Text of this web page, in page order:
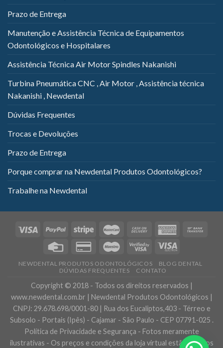
Prazo de Entrega
Manutenção e Assistência Técnica de Equipamentos
Odontológicos e Hospitalares
Assistência Técnica Air Motor Spindles Nakanishi
Turbina Pneumática CNC , Air Motor , Assistência técnica
Nakanishi , Newdental
Dúvidas Frequentes
Trocas e Devoluções
Prazo de Entrega
Porque comprar na Newdental Produtos Odontológicos?
Trabalhe na Newdental
NEWDENTAL PRODUTOS ODONTOLÓGICOS
BLOG DENTAL
DÚVIDAS FREQUENTES
CONTATO
Copyright © 2018 - Todos os direitos reservados |
www.newdental.com.br | Newdental Produtos Odontológicos |
CNPJ: 29.678.698/0001-80 | Rua dos Eucaliptos,403 - Térreo e
Subsolo - Portais (Ipês) - Cajamar - São Paulo - CEP 07791-025 .
Política de Privacidade e Segurança - Fotos meramente
ilustrativas - Os preços e condições da loja virtual estão sujeitos